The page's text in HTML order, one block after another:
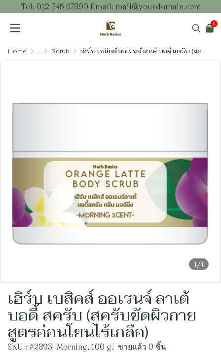
Tel: 012 345 67890 Email: mail@yourdomain.com
0
Home ... Scrub เฮิร์บ เบสิคส์ ออเรนจ์ ลาเต้ บอดี้ สครับ (สครับขัดผิวกายสูตรอ่อนโยนไร้เกลือ)
1/1
เฮิร์บ เบสิคส์ ออเรนจ์ ลาเต้
บอดี้ สครับ (สครับขัดผิวกาย
สูตรอ่อนโยนไร้เกลือ)
SKU : #2893 Morning, 100 g. ขายแล้ว 0 ชิ้น